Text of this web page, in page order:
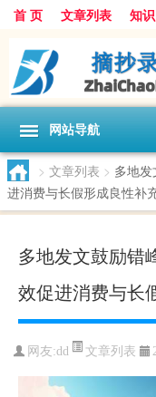
首 页 文章列表 知
网站导航
> 文章列表 > 多地
进消费与长假形成良性补
多地发文鼓励错
效促进消费与长
网友:dd 文章列表